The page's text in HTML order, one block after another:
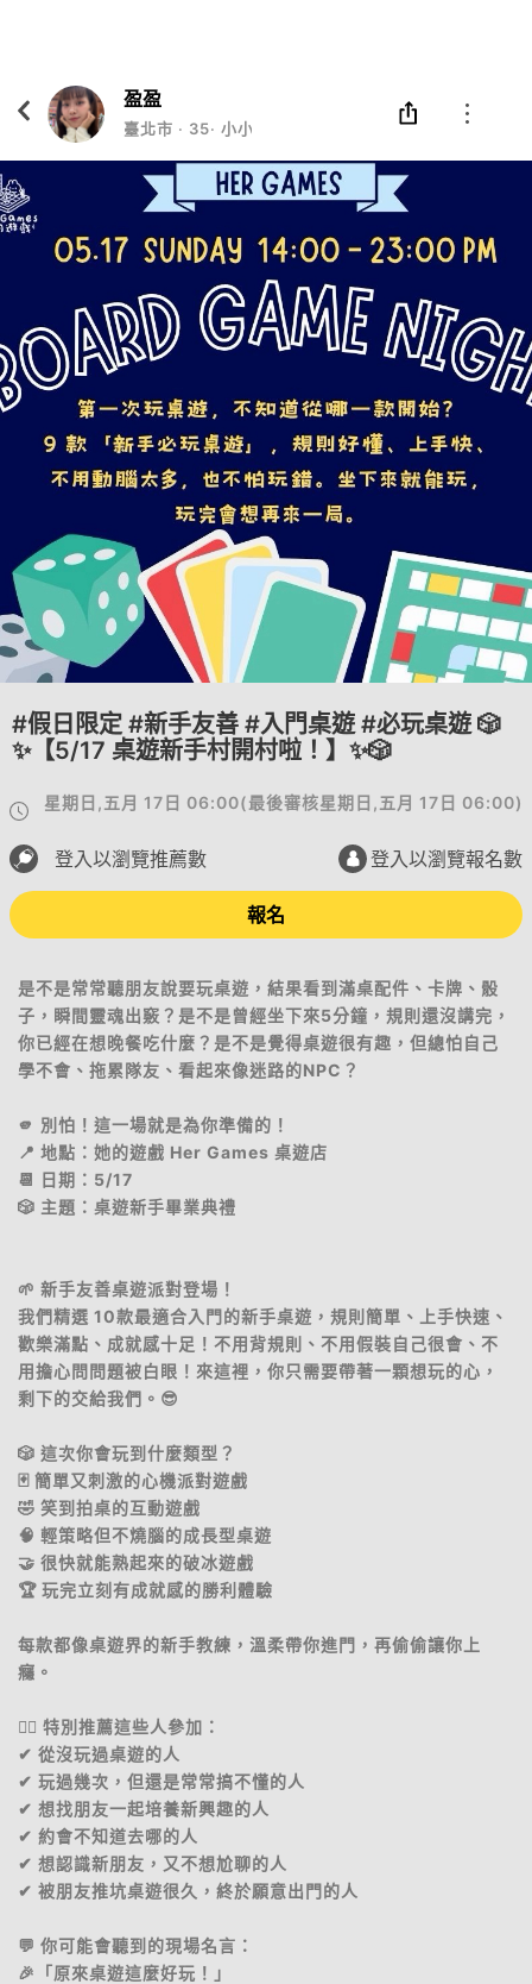
盈盈
臺北市 ‧ 35‧ 小小自由人
#假日限定 #新手友善 #入門桌遊 #必玩桌遊 🎲
✨【5/17 桌遊新手村開村啦！】✨🎲
星期日,五月 17日 06:00(最後審核星期日,五月 17日 06:00)
登入以瀏覽推薦數 登入以瀏覽報名數
報名
是不是常常聽朋友說要玩桌遊，結果看到滿桌配件、卡牌、骰
子，瞬間靈魂出竅？是不是曾經坐下來5分鐘，規則還沒講完，
你已經在想晚餐吃什麼？是不是覺得桌遊很有趣，但總怕自己
學不會、拖累隊友、看起來像迷路的NPC？
🫵 別怕！這一場就是為你準備的！
📍 地點：她的遊戲 Her Games 桌遊店
📆 日期：5/17
🎲 主題：桌遊新手畢業典禮
🌱 新手友善桌遊派對登場！
我們精選 10款最適合入門的新手桌遊，規則簡單、上手快速、
歡樂滿點、成就感十足！不用背規則、不用假裝自己很會、不
用擔心問問題被白眼！來這裡，你只需要帶著一顆想玩的心，
剩下的交給我們。😎
🎲 這次你會玩到什麼類型？
🃏 簡單又刺激的心機派對遊戲
🤣 笑到拍桌的互動遊戲
🧠 輕策略但不燒腦的成長型桌遊
🤝 很快就能熟起來的破冰遊戲
🏆 玩完立刻有成就感的勝利體驗
每款都像桌遊界的新手教練，溫柔帶你進門，再偷偷讓你上
癮。
🙋‍♀️ 特別推薦這些人參加：
✔ 從沒玩過桌遊的人
✔ 玩過幾次，但還是常常搞不懂的人
✔ 想找朋友一起培養新興趣的人
✔ 約會不知道去哪的人
✔ 想認識新朋友，又不想尬聊的人
✔ 被朋友推坑桌遊很久，終於願意出門的人
💬 你可能會聽到的現場名言：
🎉「原來桌遊這麼好玩！」